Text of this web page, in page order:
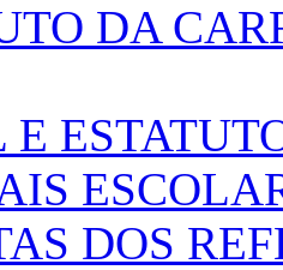
DA
E
DOS